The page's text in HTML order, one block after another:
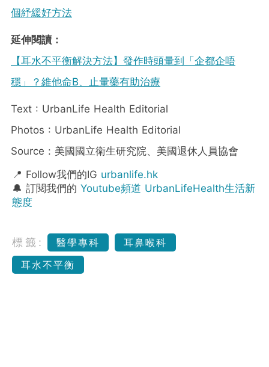
個紓緩好方法
延伸閱讀：
【耳水不平衡解決方法】發作時頭暈到「企都企唔
穩」？維他命B、止暈藥有助治療
Text : UrbanLife Health Editorial
Photos : UrbanLife Health Editorial
Source : 美國國立衛生研究院、美國退休人員協會
📍 Follow我們的IG urbanlife.hk
🔔 訂閱我們的 Youtube頻道 UrbanLifeHealth生活新
態度
標籤: 醫學專科
耳鼻喉科
耳水不平衡